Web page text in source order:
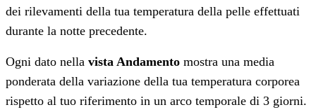
dei rilevamenti della tua temperatura della pelle effettuati
durante la notte precedente.
Ogni dato nella vista Andamento mostra una media
ponderata della variazione della tua temperatura corporea
rispetto al tuo riferimento in un arco temporale di 3 giorni.